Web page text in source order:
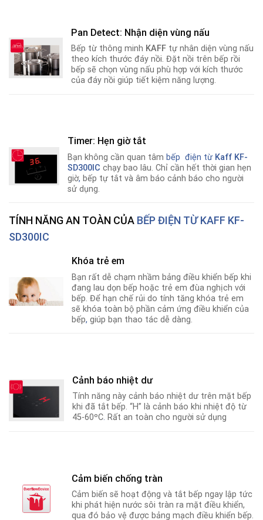
Pan Detect: Nhận diện vùng nấu
Bếp từ thông minh KAFF tự nhân diện vùng nấu
theo kích thước đáy nồi. Đặt nồi trên bếp rồi
bếp sẽ chọn vùng nấu phù hợp với kích thước
của đáy nồi giúp tiết kiệm năng lượng.
Timer: Hẹn giờ tắt
Bạn không cần quan tâm bếp điện từ Kaff KF-
SD300IC chạy bao lâu. Chỉ cần hết thời gian hẹn
giờ, bếp tự tắt và âm báo cảnh báo cho người
sử dụng.
TÍNH NĂNG AN TOÀN CỦA BẾP ĐIỆN TỪ KAFF KF-
SD300IC
Khóa trẻ em
Bạn rất dễ chạm nhầm bảng điều khiển bếp khi
đang lau dọn bếp hoặc trẻ em đùa nghịch với
bếp. Để hạn chế rủi do tính tăng khóa trẻ em
sẽ khóa toàn bộ phần cảm ứng điều khiển của
bếp, giúp bạn thao tác dễ dàng.
Cảnh báo nhiệt dư
Tính năng này cảnh báo nhiệt dư trên mặt bếp
khi đã tắt bếp. “H” là cảnh báo khi nhiệt độ từ
45-60ºC. Rất an toàn cho người sử dụng
Cảm biến chống tràn
Cảm biến sẽ hoạt động và tắt bếp ngay lập tức
khi phát hiện nước sôi tràn ra mặt điều khiển,
qua đó bảo vệ được bảng mạch điều khiển bếp.